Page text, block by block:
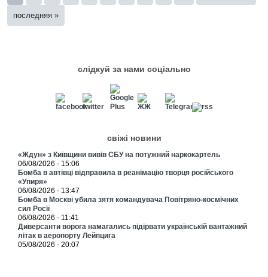
последняя »
слідкуй за нами соціально
свіжі новини
«Ждун» з Київщини вивів СБУ на потужний наркокартель
06/08/2026 - 15:06
Бомба в автівці відправила в реанімацію творця російського
«Упиря»
06/08/2026 - 13:47
Бомба в Москві убила зятя командувача Повітряно-космічних
сил Росії
06/08/2026 - 11:41
Диверсанти ворога намагались підірвати українській вантажний
літак в аеропорту Лейпцига
05/08/2026 - 20:07